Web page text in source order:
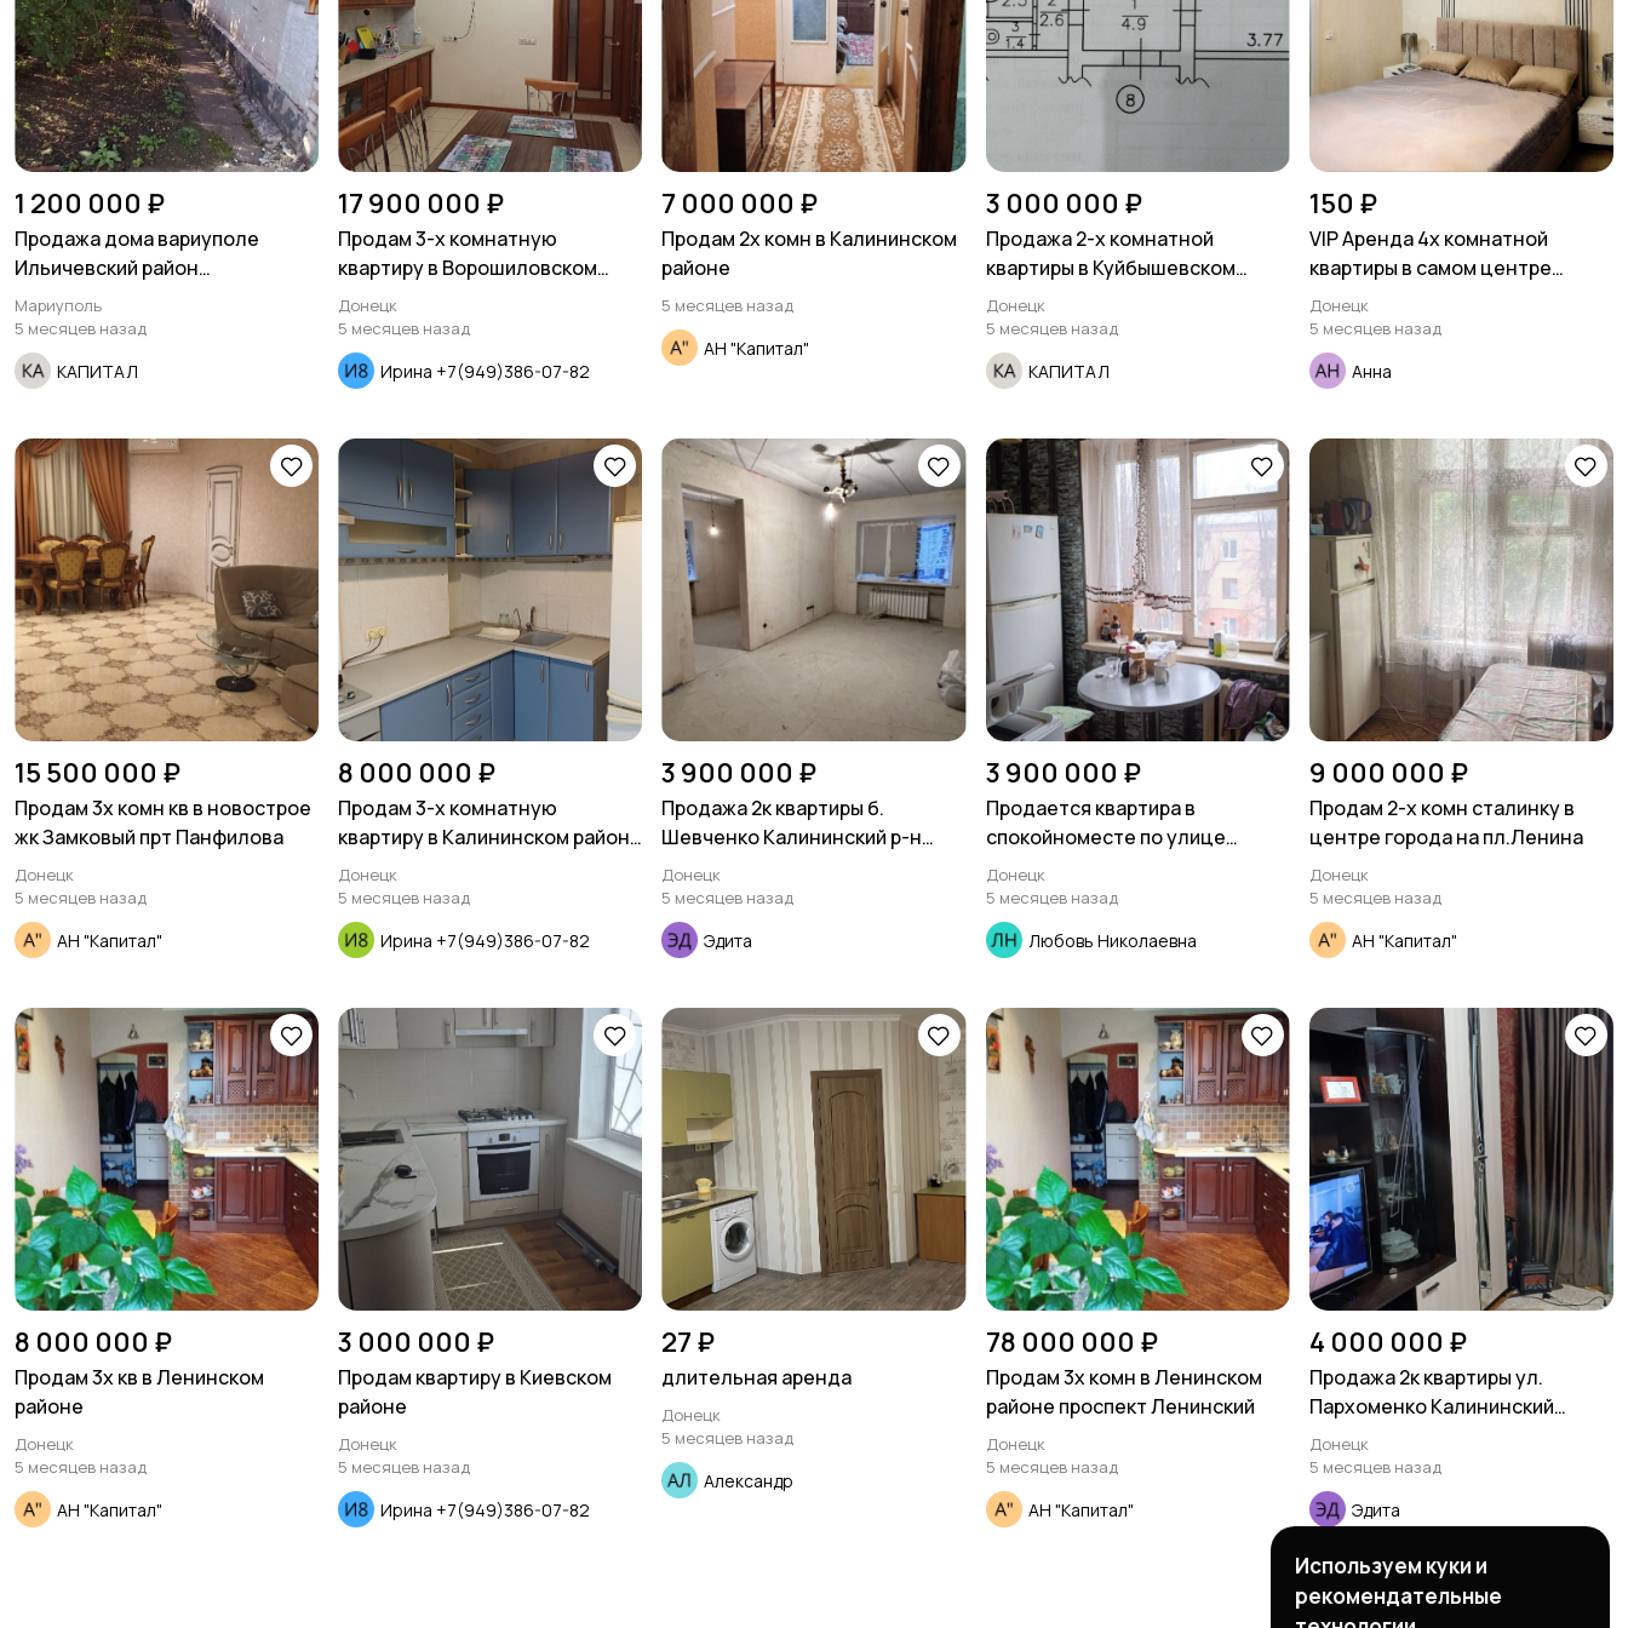
1 200 000 ₽
Продажа дома вариуполе
Ильичевский район
поселокирный проезд
Алтайский.
Мариуполь
5 месяцев назад
КАПИТАЛ
17 900 000 ₽
Продам 3-х комнатную
квартиру в Ворошиловском
районе
Донецк
5 месяцев назад
Ирина +7(949)386-07-82
7 000 000 ₽
Продам 2х комн в Калининском
районе
5 месяцев назад
АН "Капитал"
3 000 000 ₽
Продажа 2-х комнатной
квартиры в Куйбышевском
районе Азотный.
Донецк
5 месяцев назад
КАПИТАЛ
150 ₽
VIP Аренда 4х комнатной
квартиры в самом центре
Ворошиловского Района -
ул.Щорса
Донецк
5 месяцев назад
Анна
15 500 000 ₽
Продам 3х комн кв в новострое
жк Замковый прт Панфилова
Донецк
5 месяцев назад
АН "Капитал"
8 000 000 ₽
Продам 3-х комнатную
квартиру в Калининском районе
проспект Ильича
Донецк
5 месяцев назад
Ирина +7(949)386-07-82
3 900 000 ₽
Продажа 2к квартиры б.
Шевченко Калининский р-н
Авторынок
Донецк
5 месяцев назад
Эдита
3 900 000 ₽
Продается квартира в
спокойноместе по улице
Овнатаняна
Донецк
5 месяцев назад
Любовь Николаевна
9 000 000 ₽
Продам 2-х комн сталинку в
центре города на пл.Ленина
Донецк
5 месяцев назад
АН "Капитал"
8 000 000 ₽
Продам 3х кв в Ленинском
районе
Донецк
5 месяцев назад
АН "Капитал"
3 000 000 ₽
Продам квартиру в Киевском
районе
Донецк
5 месяцев назад
Ирина +7(949)386-07-82
27 ₽
длительная аренда
Донецк
5 месяцев назад
Александр
78 000 000 ₽
Продам 3х комн в Ленинском
районе проспект Ленинский
Донецк
5 месяцев назад
АН "Капитал"
4 000 000 ₽
Продажа 2к квартиры ул.
Пархоменко Калининский
район
Донецк
5 месяцев назад
Эдита
Используем куки и
рекомендательные